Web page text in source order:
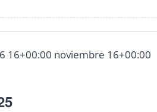
16+00:00 noviembre 16+00:00